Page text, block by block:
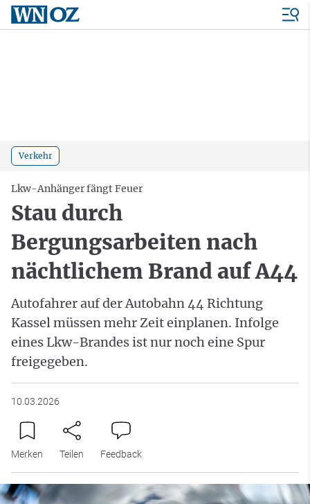
Verkehr
Lkw-Anhänger fängt Feuer
Stau durch
Bergungsarbeiten nach
nächtlichem Brand auf A44
Autofahrer auf der Autobahn 44 Richtung
Kassel müssen mehr Zeit einplanen. Infolge
eines Lkw-Brandes ist nur noch eine Spur
freigegeben.
10.03.2026
Merken Teilen Feedback